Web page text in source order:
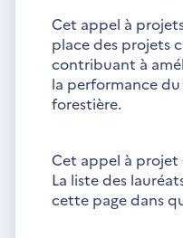
Cet appel à
place des projets
contribuant à
la performance
forestière.
Cet appel à
La liste des
cette page dans